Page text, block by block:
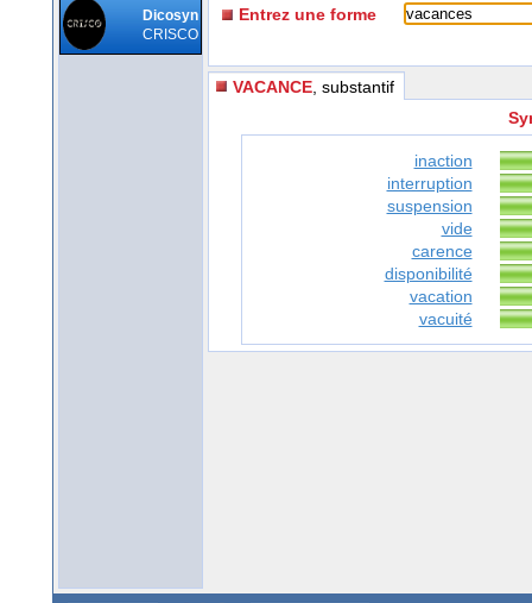
Dicosyn
CRISCO
Entrez une forme
VACANCE , substantif
inaction
interruption
suspension
vide
carence
disponibilité
vacation
vacuité